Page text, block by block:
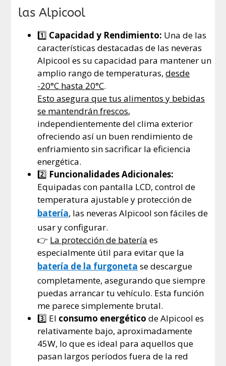
las Alpicool
1️⃣ Capacidad y Rendimiento: Una de las
características destacadas de las neveras
Alpicool es su capacidad para mantener un
amplio rango de temperaturas,desde
-20°C hasta 20°C.
Esto asegura que tus alimentos y bebidas
se mantendrán frescos,
independientemente del clima exterior
ofreciendo así un buen rendimiento de
enfriamiento sin sacrificar la eficiencia
energética.
2️⃣ Funcionalidades Adicionales:
Equipadas con pantalla LCD, control de
temperatura ajustable y protección de
batería, las neveras Alpicool son fáciles de
usar y configurar.
👉 La protección de batería es
especialmente útil para evitar que la
batería de la furgoneta se descargue
completamente, asegurando que siempre
puedas arrancar tu vehículo. Esta función
me parece simplemente brutal.
3️⃣ El consumo energético de Alpicool es
relativamente bajo, aproximadamente
45W, lo que es ideal para aquellos que
pasan largos períodos fuera de la red